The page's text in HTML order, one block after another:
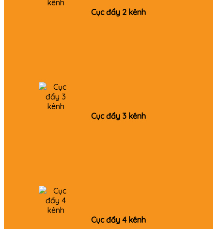
Cục đẩy 2 kênh
Cục đẩy 3 kênh
Cục đẩy 4 kênh